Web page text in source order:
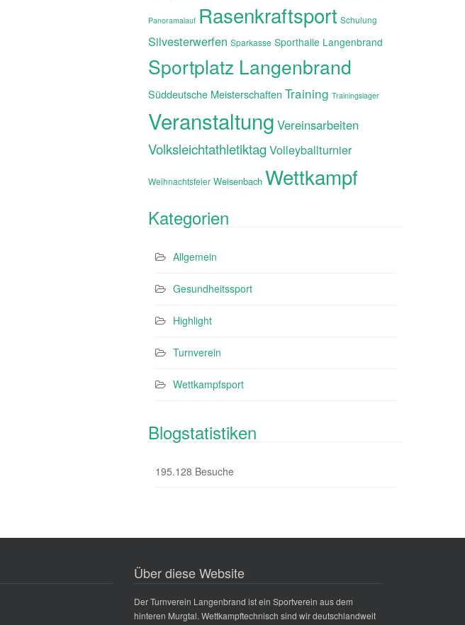
Panoramalauf Rasenkraftsport Schulung
Silvesterwerfen Sparkasse Sporthalle Langenbrand
Sportplatz Langenbrand
Süddeutsche Meisterschaften Training Trainingslager
Veranstaltung Vereinsarbeiten
Volksleichtathletiktag Volleyballturnier
Weihnachtsfeier Weisenbach Wettkampf
Kategorien
Allgemein
Gesundheitssport
Highlight
Turnverein
Wettkampfsport
Blogstatistiken
195.128 Besuche
Über diese Website
Der Turnverein Langenbrand ist ein Sportverein aus dem
hinteren Murgtal. Wettkampftechnisch sind wir deutschlandweit